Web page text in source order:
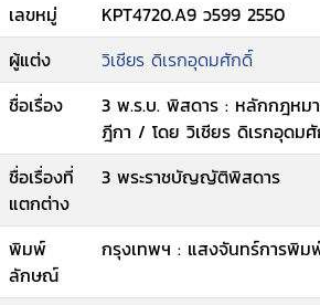
เลขหมู่
KPT4720.A9 ว599 2550
ผู้แต่ง
วิเชียร ดิเรกอุดมศักดิ์
ชื่อเรื่อง
3 พ.ร.บ. พิสดาร : หลักกฎหม
ฎีกา / โดย วิเชียร ดิเรกอุดม
ชื่อเรื่องที่
แตกต่าง
3 พระราชบัญญัติพิสดาร
พิมพ์
ลักษณ์
กรุงเทพฯ : แสงจันทร์การพิม